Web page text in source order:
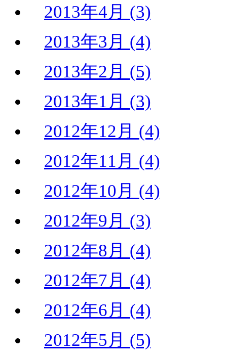
2013年4月 (3)
2013年3月 (4)
2013年2月 (5)
2013年1月 (3)
2012年12月 (4)
2012年11月 (4)
2012年10月 (4)
2012年9月 (3)
2012年8月 (4)
2012年7月 (4)
2012年6月 (4)
2012年5月 (5)